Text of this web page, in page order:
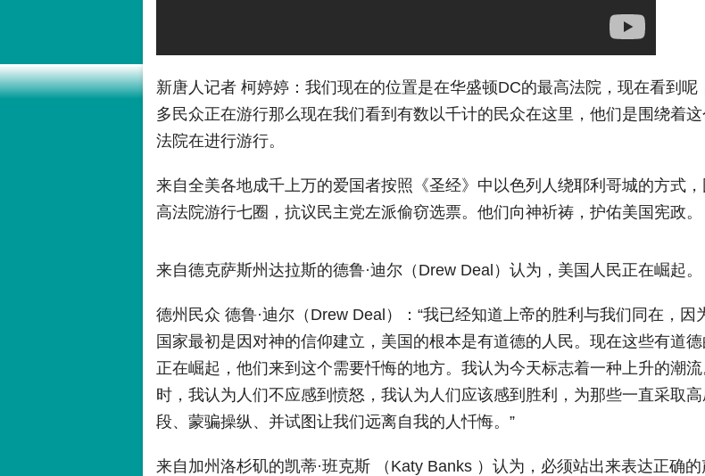
新唐人记者 柯婷婷：我们现在的位置是在华盛顿DC的最高法院，现在看到呢
多民众正在游行那么现在我们看到有数以千计的民众在这里，他们是围绕着
法院在进行游行。
来自全美各地成千上万的爱国者按照《圣经》中以色列人绕耶利哥城的方式
高法院游行七圈，抗议民主党左派偷窃选票。他们向神祈祷，护佑美国宪政。
来自德克萨斯州达拉斯的德鲁·迪尔（Drew Deal）认为，美国人民正在崛起。
德州民众 德鲁·迪尔（Drew Deal）：“我已经知道上帝的胜利与我们同在，因
国家最初是因对神的信仰建立，美国的根本是有道德的人民。现在这些有道
正在崛起，他们来到这个需要忏悔的地方。我认为今天标志着一种上升的潮
时，我认为人们不应感到愤怒，我认为人们应该感到胜利，为那些一直采取
段、蒙骗操纵、并试图让我们远离自我的人忏悔。”
来自加州洛杉矶的凯蒂·班克斯 （Katy Banks ）认为，必须站出来表达正确的